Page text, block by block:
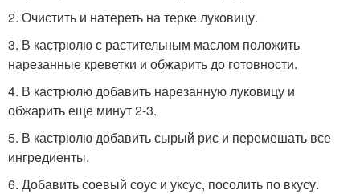
2. Очистить и натереть на терке луковицу.
3. В кастрюлю с растительным маслом положить
нарезанные креветки и обжарить до готовности.
4. В кастрюлю добавить нарезанную луковицу и
обжарить еще минут 2-3.
5. В кастрюлю добавить сырый рис и перемешать все
ингредиенты.
6. Добавить соевый соус и уксус, посолить по вкусу.